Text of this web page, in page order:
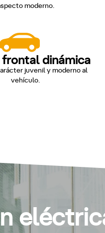
moderno.
frontal dinámica
juvenil y moderno al
vehículo.